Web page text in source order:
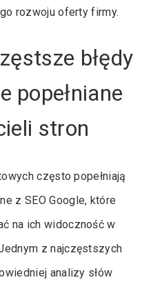
rozwoju oferty firmy.
błędy
popełniane
stron
często popełniają
z SEO Google, które
na ich widoczność w
z najczęstszych
analizy słów